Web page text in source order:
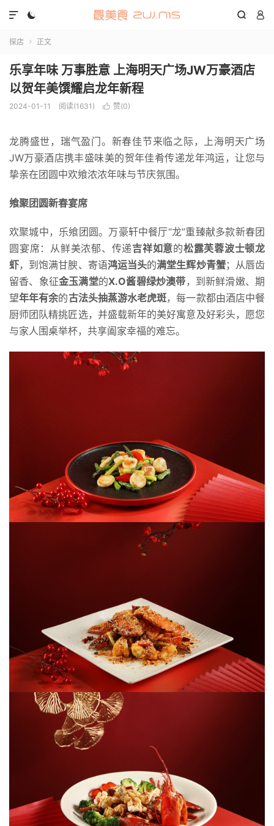
  

探店  正文
乐享年味 万事胜意 上海明天广场JW万豪酒店
以贺年美馔耀启龙年新程
2024-01-11 阅读(1631)  赞(0)
龙腾盛世，瑞气盈门。新春佳节来临之际，上海明天广场
JW万豪酒店携丰盛味美的贺年佳肴传递龙年鸿运，让您与
挚亲在团圆中欢飨浓浓年味与节庆氛围。
飨聚团圆新春宴席
欢聚城中，乐飨团圆。万豪轩中餐厅“龙”重臻献多款新春团
圆宴席：从鲜美浓郁、传递吉祥如意的松露芙蓉波士顿龙
虾，到饱满甘腴、寄语鸿运当头的满堂生辉炒青蟹；从唇齿
留香、象征金玉满堂的X.O酱碧绿炒澳带 ，到新鲜滑嫩、期
望年年有余的古法头抽蒸游水老虎斑，每一款都由酒店中餐
厨师团队精挑匠选，并盛载新年的美好寓意及好彩头，愿您
与家人围桌举杯，共享阖家幸福的难忘。